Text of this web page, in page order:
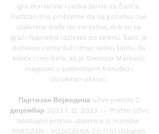
igra domaćina i velika šansa za Šarića.
Partizan ima probleme da na početku ove
utakmice dođe do inicijative, dok su se
igrači Napretka razleteli po terenu. Šarić je
dočekao centaršut i imao veliku šansu da
šokira crno-bele, ali je Svetozar Marković
reagovao u poslednjem trenutku i
izblokirao udarac.
Партизан Војводина uživo prenos 2
децембар 2023 1. 12. 2023. — Pratite uživo
tekstualni prenos utakmice iz Humske.
PARTIZAN - VOJVODINA 2:0 (1:0) /Rikardo